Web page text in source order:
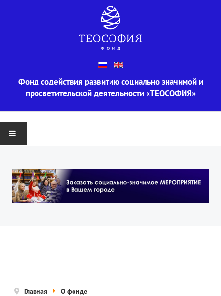
Фонд содействия развитию социально значимой и
просветительской деятельности «ТЕОСОФИЯ»
О ФОНДЕ
Информация
Главная О фонде